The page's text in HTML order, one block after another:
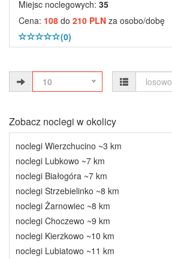
Miejsc noclegowych: 35
Cena: 108 do 210 PLN za osobo/dobę
(0)
10 losowo
Zobacz noclegi w okolicy
noclegi Wierzchucino ~3 km
noclegi Lubkowo ~7 km
noclegi Białogóra ~7 km
noclegi Strzebielinko ~8 km
noclegi Żarnowiec ~8 km
noclegi Choczewo ~9 km
noclegi Kierzkowo ~10 km
noclegi Lubiatowo ~11 km